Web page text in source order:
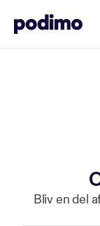
Bliv en del